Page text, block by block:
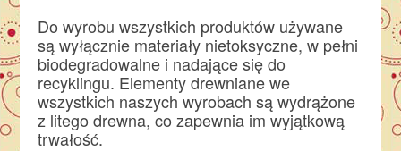
Do wyrobu wszystkich produktów używane
są wyłącznie materiały nietoksyczne, w pełni
biodegradowalne i nadające się do
recyklingu. Elementy drewniane we
wszystkich naszych wyrobach są wydrążone
z litego drewna, co zapewnia im wyjątkową
trwałość.